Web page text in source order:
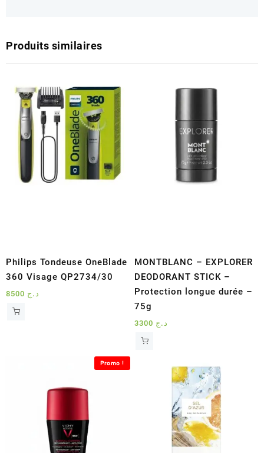
Produits similaires
Philips Tondeuse OneBlade
360 Visage QP2734/30
د.ج
MONTBLANC – EXPLORER
DEODORANT STICK –
Protection longue durée –
75g
د.ج
Promo !